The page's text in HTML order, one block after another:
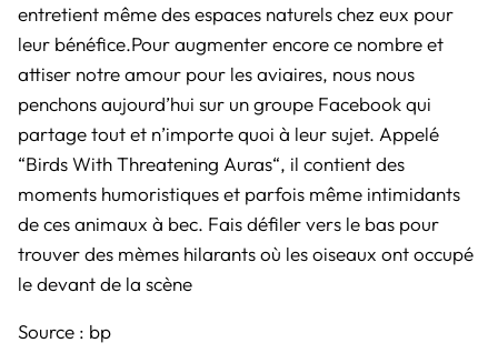
entretient même des espaces naturels chez eux pour
leur bénéfice.Pour augmenter encore ce nombre et
attiser notre amour pour les aviaires, nous nous
penchons aujourd’hui sur un groupe Facebook qui
partage tout et n’importe quoi à leur sujet. Appelé
“Birds With Threatening Auras“, il contient des
moments humoristiques et parfois même intimidants
de ces animaux à bec. Fais défiler vers le bas pour
trouver des mèmes hilarants où les oiseaux ont occupé
le devant de la scène
Source : bp